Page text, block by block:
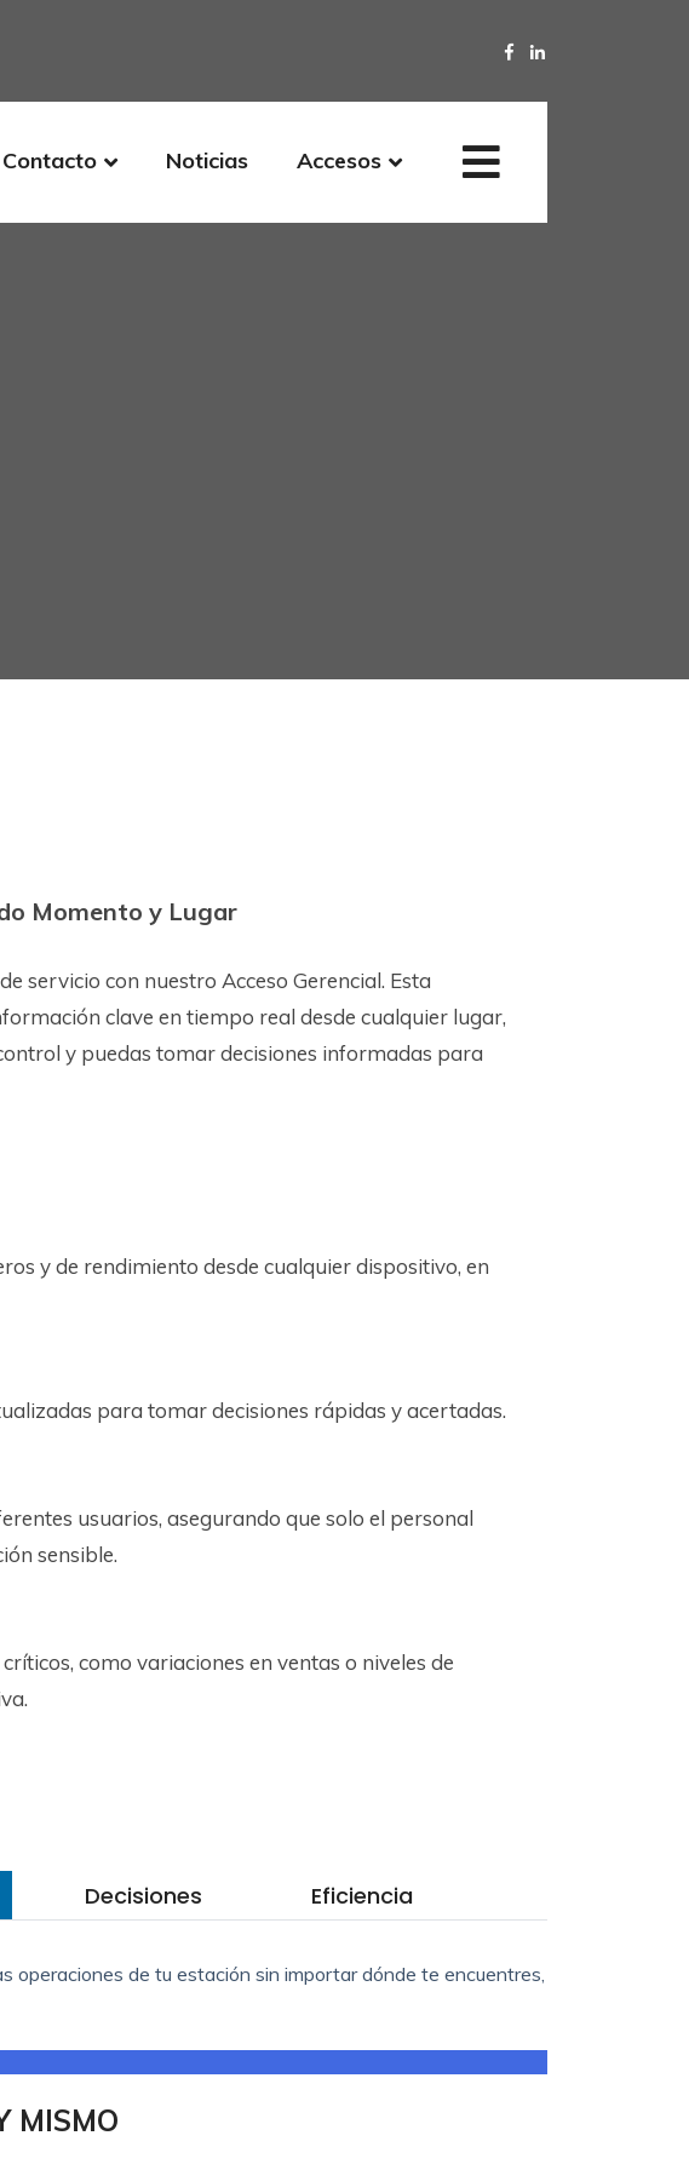
Contacto Noticias Accesos
Momento y Lugar
servicio con nuestro Acceso Gerencial. Esta
clave en tiempo real desde cualquier lugar,
y puedas tomar decisiones informadas para
y de rendimiento desde cualquier dispositivo, en
para tomar decisiones rápidas y acertadas.
usuarios, asegurando que solo el personal
sensible.
como variaciones en ventas o niveles de
Decisiones Eficiencia
operaciones de tu estación sin importar dónde te encuentres,
MISMO